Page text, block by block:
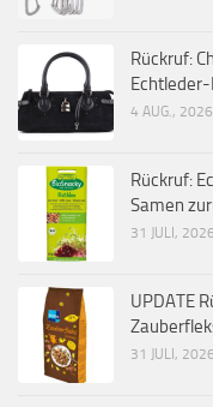
Rückruf:
4 AUG., 2026
Rückruf:
Samen
31 JULI, 2026
UPDATE
31 JULI, 2026